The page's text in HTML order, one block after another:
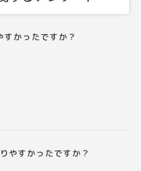
かったですか？
やすかったですか？